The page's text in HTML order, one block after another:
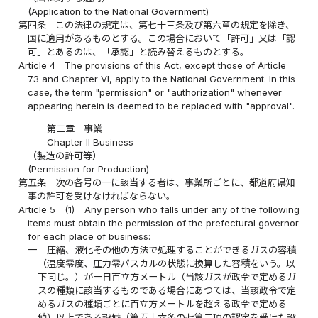
(Application to the National Government)
第四条
この法律の規定は、第七十三条及び第六章の規定を除き、
国に適用があるものとする。この場合において「許可」又は「認
可」とあるのは、「承認」と読み替えるものとする。
Article 4
The provisions of this Act, except those of Article
73 and Chapter VI, apply to the National Government. In this
case, the term "permission" or "authorization" whenever
appearing herein is deemed to be replaced with "approval".
第二章 事業
Chapter II Business
（製造の許可等）
(Permission for Production)
第五条
次の各号の一に該当する者は、事業所ごとに、都道府県知
事の許可を受けなければならない。
Article 5
(1)
Any person who falls under any of the following
items must obtain the permission of the prefectural governor
for each place of business:
一
圧縮、液化その他の方法で処理することができるガスの容積
（温度零度、圧力零パスカルの状態に換算した容積をいう。以
下同じ。）が一日百立方メートル（当該ガスが政令で定めるガ
スの種類に該当するものである場合にあつては、当該政令で定
めるガスの種類ごとに百立方メートルを超える政令で定める